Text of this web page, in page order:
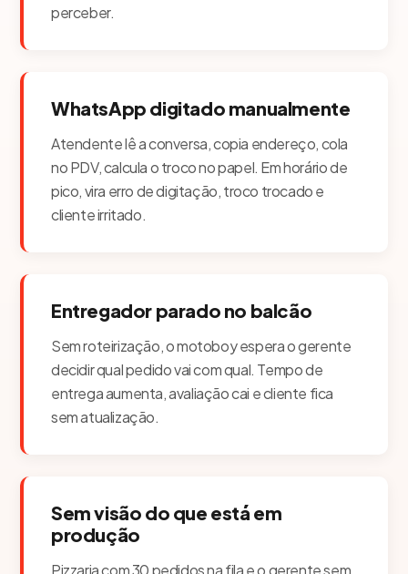
perceber.
WhatsApp digitado manualmente
Atendente lê a conversa, copia endereço, cola
no PDV, calcula o troco no papel. Em horário de
pico, vira erro de digitação, troco trocado e
cliente irritado.
Entregador parado no balcão
Sem roteirização, o motoboy espera o gerente
decidir qual pedido vai com qual. Tempo de
entrega aumenta, avaliação cai e cliente fica
sem atualização.
Sem visão do que está em
produção
Pizzaria com 30 pedidos na fila e o gerente sem